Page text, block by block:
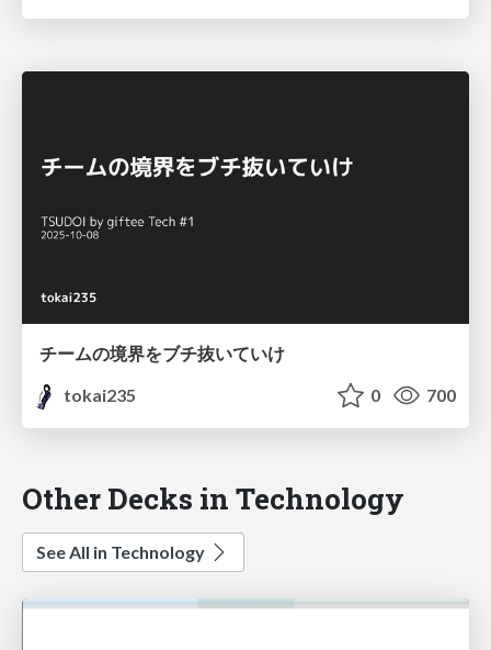
チームの境界をブチ抜いていけ
tokai235
0 700
Other Decks in Technology
See All in Technology